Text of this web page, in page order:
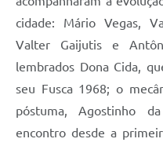
cidade: Mário Vegas,
Valter Gaijutis e
lembrados Dona Cida,
seu Fusca 1968; o
póstuma, Agostinho
encontro desde a